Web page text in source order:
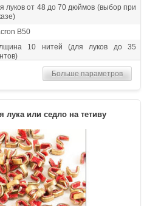
луков от 48 до 70 дюймов (выбор при
B50
10 нитей (для луков до 35
Больше параметров
лука или седло на тетиву